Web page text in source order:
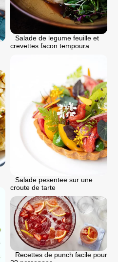
Salade de legume feuille et
crevettes facon tempoura
Salade pesentee sur une
croute de tarte
Recettes de punch facile pour